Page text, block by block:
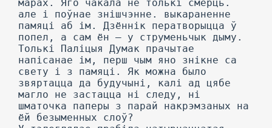
марах. Яго чакала не толькі смерць.
але і поўнае знішчэнне. выкараненне
памяці аб ім. Дзённік ператворыцца ў
попел, а сам ён — у струменьчык дыму.
Толькі Паліцыя Думак прачытае
напісанае ім, перш чым яно знікне са
свету і з памяці. Як можна было
звяртацца да будучыні, калі ад цябе
магло не застацца ні следу, ні
шматочка паперы з парай накрэмзаных на
ёй безыменных слоў?